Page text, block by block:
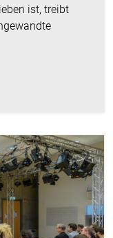
ist, treibt